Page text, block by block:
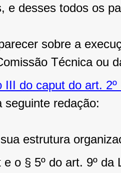
e desses todos os
sobre a
Técnica ou
III do caput do art.
seguinte redação:
estrutura
e o § 5º do art. 9º da